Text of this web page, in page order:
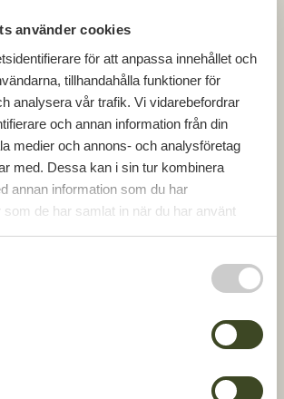
använder cookies
för att anpassa innehållet och
tillhandahålla funktioner för
analysera vår trafik. Vi vidarebefordrar
och annan information från din
medier och annons- och analysföretag
med. Dessa kan i sin tur kombinera
annan information som du har
som de har samlat in när du har använt
Christiansen
35 50